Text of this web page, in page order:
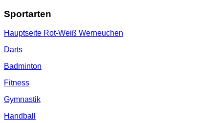
Sportarten
Hauptseite Rot-Weiß Werneuchen
Darts
Badminton
Fitness
Gymnastik
Handball